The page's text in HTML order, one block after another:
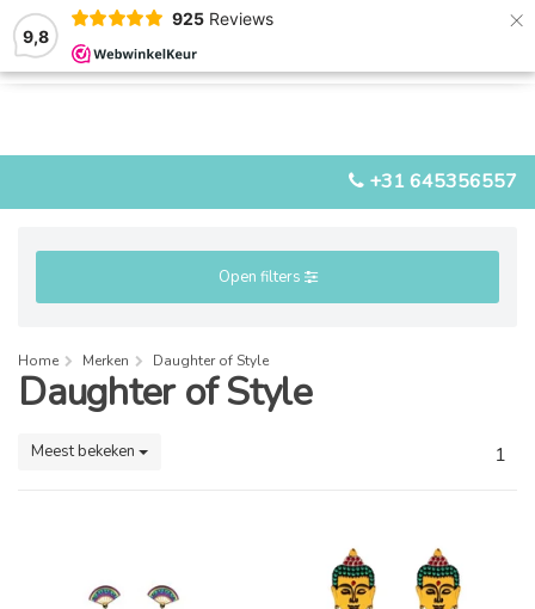
9,8
925 Reviews ×
+31 645356557
MENU
Open filters
Home Merken Daughter of Style
Daughter of Style
Meest bekeken 1